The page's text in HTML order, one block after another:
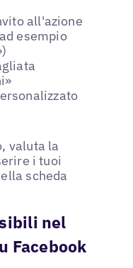
all'azione
esempio
valuta la
i tuoi
scheda
nel
Facebook